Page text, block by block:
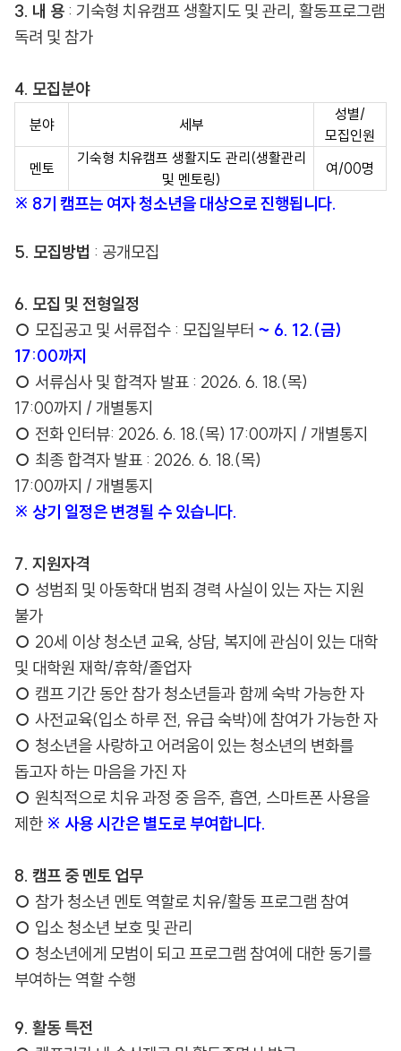
3. 내 용 : 기숙형 치유캠프 생활지도 및 관리, 활동프로그램
독려 및 참가
4. 모집분야
분야 세부
성별/
모집인원
멘토
기숙형 치유캠프 생활지도 관리(생활관리
및 멘토링)
여/00명
※ 8기 캠프는 여자 청소년을 대상으로 진행됩니다.
5. 모집방법 : 공개모집
6. 모집 및 전형일정
○ 모집공고 및 서류접수 : 모집일부터 ~ 6. 12.(금)
17:00까지
○ 서류심사 및 합격자 발표 : 2026. 6. 18.(목)
17:00까지 / 개별통지
○ 전화 인터뷰: 2026. 6. 18.(목) 17:00까지 / 개별통지
○ 최종 합격자 발표 : 2026. 6. 18.(목)
17:00까지 / 개별통지
※ 상기 일정은 변경될 수 있습니다.
7. 지원자격
○ 성범죄 및 아동학대 범죄 경력 사실이 있는 자는 지원
불가
○ 20세 이상 청소년 교육, 상담, 복지에 관심이 있는 대학
및 대학원 재학/휴학/졸업자
○ 캠프 기간 동안 참가 청소년들과 함께 숙박 가능한 자
○ 사전교육(입소 하루 전, 유급 숙박)에 참여가 가능한 자
○ 청소년을 사랑하고 어려움이 있는 청소년의 변화를
돕고자 하는 마음을 가진 자
○ 원칙적으로 치유 과정 중 음주, 흡연, 스마트폰 사용을
제한 ※ 사용 시간은 별도로 부여합니다.
8. 캠프 중 멘토 업무
○ 참가 청소년 멘토 역할로 치유/활동 프로그램 참여
○ 입소 청소년 보호 및 관리
○ 청소년에게 모범이 되고 프로그램 참여에 대한 동기를
부여하는 역할 수행
9. 활동 특전